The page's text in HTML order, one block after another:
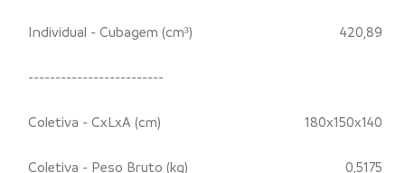
Individual - Cubagem (cm³) 420,89
-------------------------
Coletiva - CxLxA (cm) 180x150x140
Coletiva - Peso Bruto (kg) 0,5175